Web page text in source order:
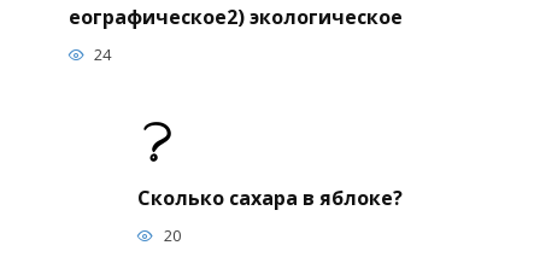
еографическое2) экологическое
24
Сколько сахара в яблоке?
20